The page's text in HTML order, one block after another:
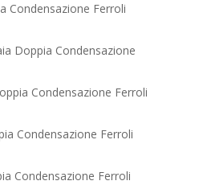
Condensazione Ferroli
Doppia Condensazione
Condensazione Ferroli
Condensazione Ferroli
Condensazione Ferroli